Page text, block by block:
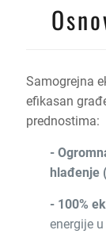
Samogrejna
efikasan
prednostima:
-
hlađenje
- 100%
energije